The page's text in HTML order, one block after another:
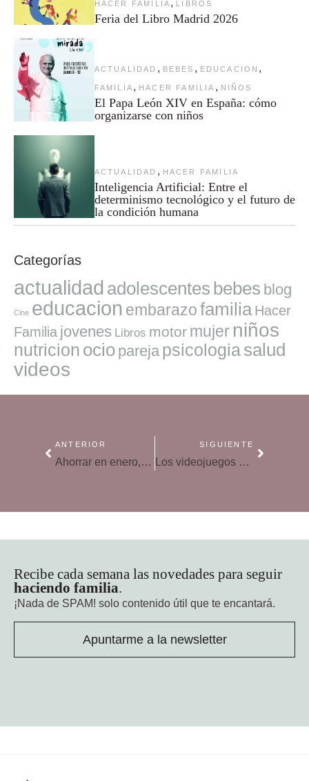
HACER FAMILIA , LIBROS
Feria del Libro Madrid 2026
ACTUALIDAD , BEBES , EDUCACION ,
FAMILIA , HACER FAMILIA , NIÑOS
El Papa León XIV en España: cómo
organizarse con niños
ACTUALIDAD , HACER FAMILIA
Inteligencia Artificial: Entre el
determinismo tecnológico y el futuro de
la condición humana
Categorías
actualidad adolescentes bebes blog
Cine educacion embarazofamilia Hacer
Familia jovenes Libros motor mujer niños
nutricion ocio pareja psicologiasalud
videos
ANTERIOR
Ahorrar en enero, supera la temida cuesta en familia
SIGUIENTE
Los videojuegos pueden ser muy beneficiosos para la tercera edad
Recibe cada semana las novedades para seguir
haciendo familia.
¡Nada de SPAM! solo contenido útil que te encantará.
Apuntarme a la newsletter